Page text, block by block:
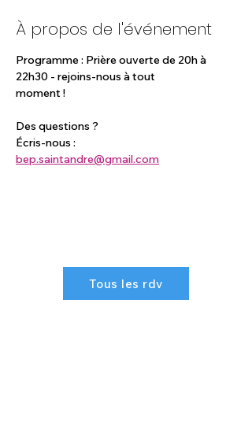
À propos de l'événement
Programme : Prière ouverte de 20h à
22h30 - rejoins-nous à tout
moment !
Des questions ?
Écris-nous :
bep.saintandre@gmail.com
Tous les rdv